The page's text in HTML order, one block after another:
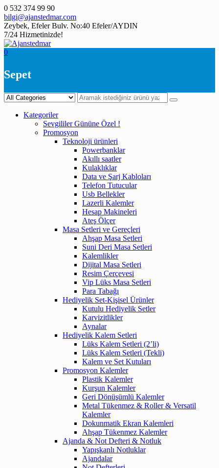
Skip
to
content
0 532 374 99 90
bilgi@ajanstedmar.com
Zeybek, Efeler Bulv. No:40 Efeler/AYDIN
7/24 Hizmetinizde!
0
Sepet
Kategoriler
Sevgililer Gününe Özel !
Promosyon
Teknoloji ürünleri
Powerbanklar
Akıllı saatler
Kulaklıklar
Data ve Şarj Kabloları
Telefon Tutucular
Usb Bellekler
Lazerli Kalemler
Hesap Makineleri
Ateş Ölçer
Masa Setleri ve Gereçleri
Ahşap Masa Setleri
Suni Deri Masa Setleri
Kalemlikler
Dijital Masa Setleri
Resim Çerçevesi
Vip Lüks Masa Setleri
Para Tabağı
Hediyelik Set-Kişisel Ürünler
Kutulu Hediyelik Setler
Karvizitlikler
Aynalar
Hediyelik Kalem Setleri
Lüks Kalem Setleri (2’li)
Lüks Kalem Setleri (Tekli)
Kalem ve Set Kutuları
Promosyon Kalemler
Plastik Kalemler
Kurşun Kalemler
Geri Dönüşümlü Kalemler
Metal Tükenmez & Roller & Versatil
Kalemler
Dokunmatik Ekran Kalemleri
Ahşap Tükenmez Kalemler
Ajanda & Not Defteri & Notluk
Yapışkanlı Notluklar
Ajandalar